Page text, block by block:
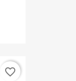
favorite_border